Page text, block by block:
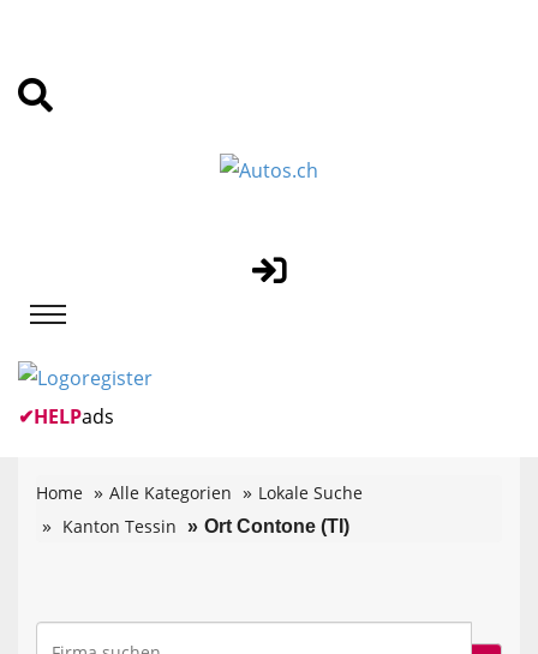
✔HELPads
Home Alle Kategorien
Lokale Suche
Kanton Tessin
Ort Contone (TI)